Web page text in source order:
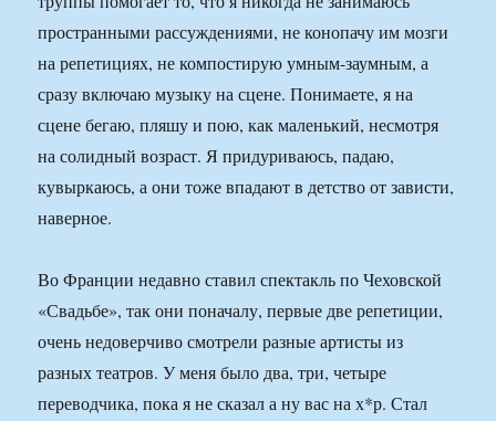
пространными рассуждениями, не конопачу им мозги
на репетициях, не компостирую умным-заумным, а
сразу включаю музыку на сцене. Понимаете, я на
сцене бегаю, пляшу и пою, как маленький, несмотря
на солидный возраст. Я придуриваюсь, падаю,
кувыркаюсь, а они тоже впадают в детство от зависти,
наверное.
Во Франции недавно ставил спектакль по Чеховской
«Свадьбе», так они поначалу, первые две репетиции,
очень недоверчиво смотрели разные артисты из
разных театров. У меня было два, три, четыре
переводчика, пока я не сказал а ну вас на х*р. Стал